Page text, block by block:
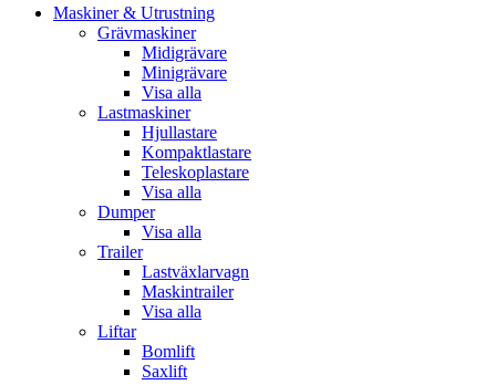
Close
Maskiner & Utrustning
Grävmaskiner
Midigrävare
Minigrävare
Visa alla
Lastmaskiner
Hjullastare
Kompaktlastare
Teleskoplastare
Visa alla
Dumper
Visa alla
Trailer
Lastväxlarvagn
Maskintrailer
Visa alla
Liftar
Bomlift
Saxlift